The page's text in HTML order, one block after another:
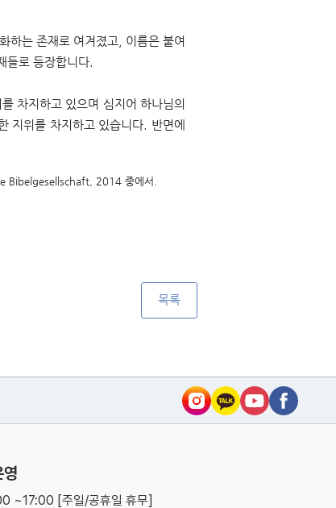
하는 존재로 여겨졌고, 이름은 붙여
들로 등장합니다.
차지하고 있으며 심지어 하나님의
지위를 차지하고 있습니다. 반면에
Bibelgesellschaft, 2014 중에서.
목록
~17:00 [주일/공휴일 휴무]